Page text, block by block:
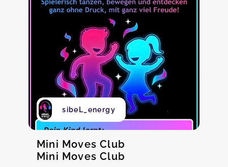
sibeL_energy
Mini Moves Club
Mini Moves Club